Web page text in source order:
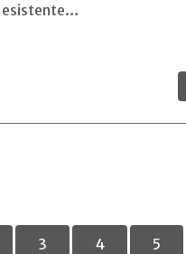
esistente…
3 4 5